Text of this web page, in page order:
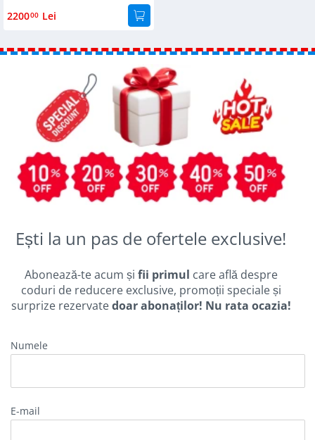
220000 Lei
Ești la un pas de ofertele exclusive!
Abonează-te acum și fii primul care află despre
coduri de reducere exclusive, promoții speciale și
surprize rezervatedoar abonaților! Nu rata ocazia!
Numele
E-mail